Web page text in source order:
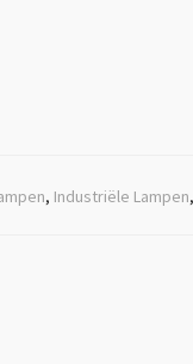
, Industriële Lampen,